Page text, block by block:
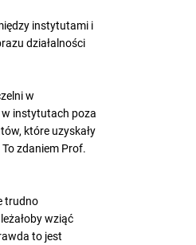
instytutami i
działalności
w
w instytutach poza
które uzyskały
zdaniem Prof.
trudno
wziąć
to jest